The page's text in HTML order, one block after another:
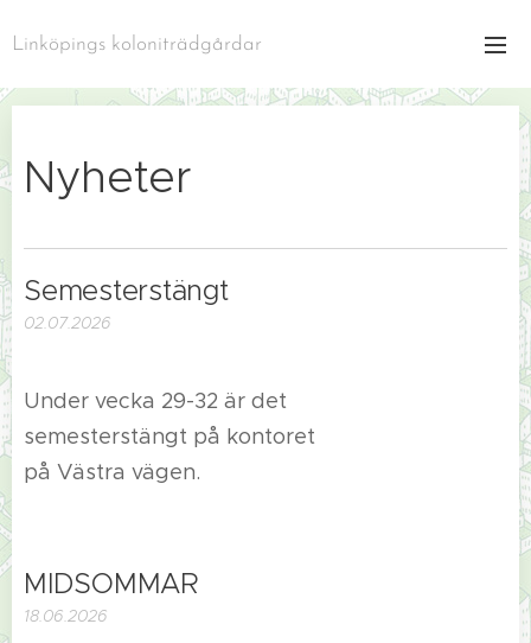
Linköpings koloniträdgårdar
Nyheter
Semesterstängt
02.07.2026
Under vecka 29-32 är det
semesterstängt på kontoret
på Västra vägen.
MIDSOMMAR
18.06.2026